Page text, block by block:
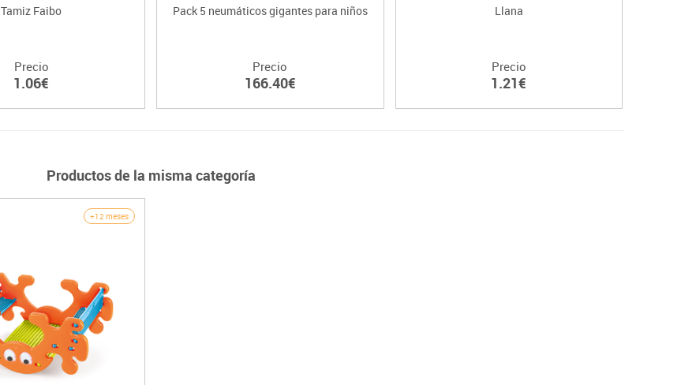
Tamiz Faibo
Precio
1.06€
Pack 5 neumáticos gigantes para niños
Precio
166.40€
Llana
Precio
1.21€
Productos de la misma categoría
+12 meses